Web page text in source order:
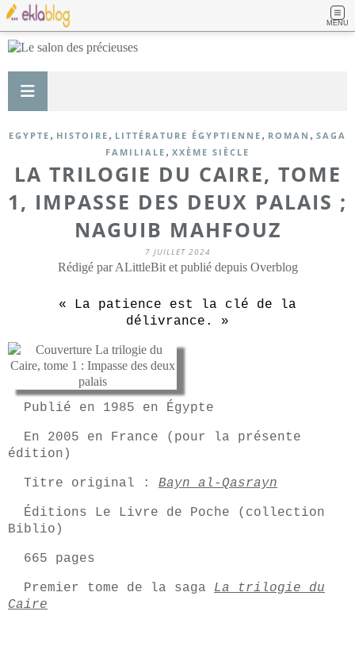
MENU
EGYPTE , HISTOIRE , LITTÉRATURE ÉGYPTIENNE , ROMAN , SAGA
FAMILIALE , XXÈME SIÈCLE
LA TRILOGIE DU CAIRE, TOME
1, IMPASSE DES DEUX PALAIS ;
NAGUIB MAHFOUZ
7 JUILLET 2024
Rédigé par ALittleBit et publié depuis Overblog
« La patience est la clé de la
délivrance. »
Publié en 1985 en Égypte
En 2005 en France (pour la présente
édition)
Titre original : Bayn al-Qasrayn
Éditions Le Livre de Poche (collection
Biblio)
665 pages
Premier tome de la saga La trilogie du
Caire